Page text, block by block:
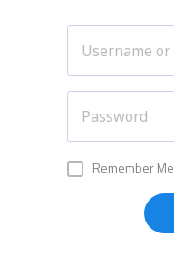
Remember Me